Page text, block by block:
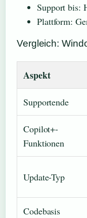
Support bis:
Plattform:
Vergleich:
Aspekt
Supportende
Copilot+-
Funktionen
Update-Typ
Codebasis